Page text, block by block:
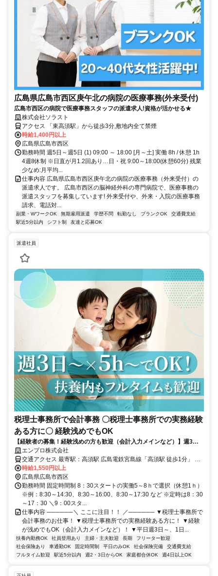
広島県広島市西区庚午北の病院の医療事務(外来受付)
広島市西区の病院で医療事務スタッフの派遣求人!資格が活かせる★
株式会社ソラスト
アクセス 「東高須駅」から徒歩3分,敷地内全て禁煙
時給1,400円以上
広島県広島市西区
勤務時間 週5日～週5日 (1) 09:00 ～ 18:00 [月～土] 実働 8h / 休憩 1h
4週8休制 ※日直が月1.2回あり…日・祝 9:00～18:00(休憩60分) 残業
少なめ:月平均...
仕事内容 広島県広島市西区庚午北の病院の医療事務（外来受付）の
派遣求人です。 広島市西区の脳神経外科の専門病院で、医療事務の
派遣スタッフを募集しています! 外来受付や、外来・入院の医療事務
請求、電話対...
副業・WワークOK 無期雇用派遣 学歴不問 転勤なし ブランクOK
交通費支給
駅近5分以内
シフト制 友達と応募OK
派遣社員
税理士事務所で会計事務 〇税理士事務所での実務経験
ある方に〇 経験浅めでもOK
【経験者の募集！経験浅めの方も歓迎（会計入力メインなど）】週3日
～×5ｈ～／！少人数で落ち着いた事務所！ご家庭との両立も〇！＠高須
駅・車可
エンプロ株式会社
交通アクセス 最寄駅：高須駅 広島電鉄宮島線「高須駅 徒歩1分」 広
島バス「庚午北4丁目 徒歩5分」 ＪＲ・広島電鉄「西広島駅 車10分」
広島電鉄江波線「舟入町駅 車12分」 ＪＲ山陽本線「五日市駅 車15
分」 所在地：広島県広島市西区高須 ※車通勤OK（P無料）
時給1,550円以上
広島県広島市西区
勤務時間 固定時間制 8：30スタートの実働5～8ｈで選択（休憩1ｈ）
※例：8:30～14:30、8:30～16:00、8:30～17:30 など ※定時は8：30
～17：30 ＼9：00スタ...
仕事内容 ──────＼ ここに注目！！ ／────── ▼税理士事務所で
会計事務のお仕事！ ▼税理士事務所での実務経験ある方に！ ▼経験
が浅めでもOK（会計入力メインなど）！ ▼平日週3日～、1日...
扶養内勤務OK 社員登用あり 主婦・主夫歓迎 長期
フリーター歓迎
社会保険あり
車通勤OK 固定時間制 平日のみOK 社会保険完備
交通費支給
フルタイム歓迎
駅近5分以内 週2・3日からOK 家庭都合休OK 週4日以上OK